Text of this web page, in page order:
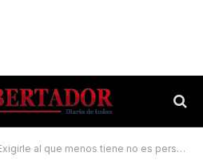
menos tiene no es persecución, es calidad de vida»